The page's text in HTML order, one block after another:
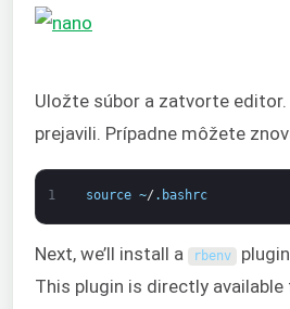
Uložte súbor a zatvorte
prejavili. Prípadne môžete
1 source ~/ . bashrc
Next, we’ll install a rbenv
This plugin is directly